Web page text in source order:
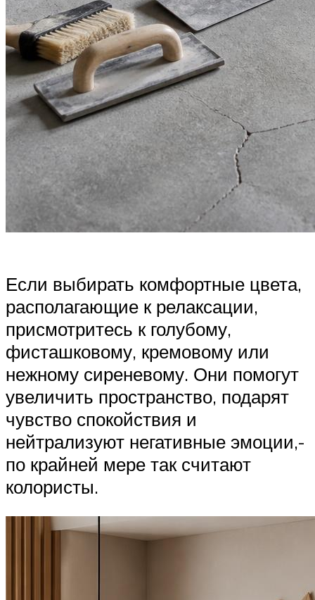
Если выбирать комфортные цвета,
располагающие к релаксации,
присмотритесь к голубому,
фисташковому, кремовому или
нежному сиреневому. Они помогут
увеличить пространство, подарят
чувство спокойствия и
нейтрализуют негативные эмоции,-
по крайней мере так считают
колористы.